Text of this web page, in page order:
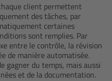
client permettent
des tâches, par
certaines
sont remplies. Par
entre le contrôle, la révision
de manière automatisée.
gagner du temps, mais aussi
et de la documentation.